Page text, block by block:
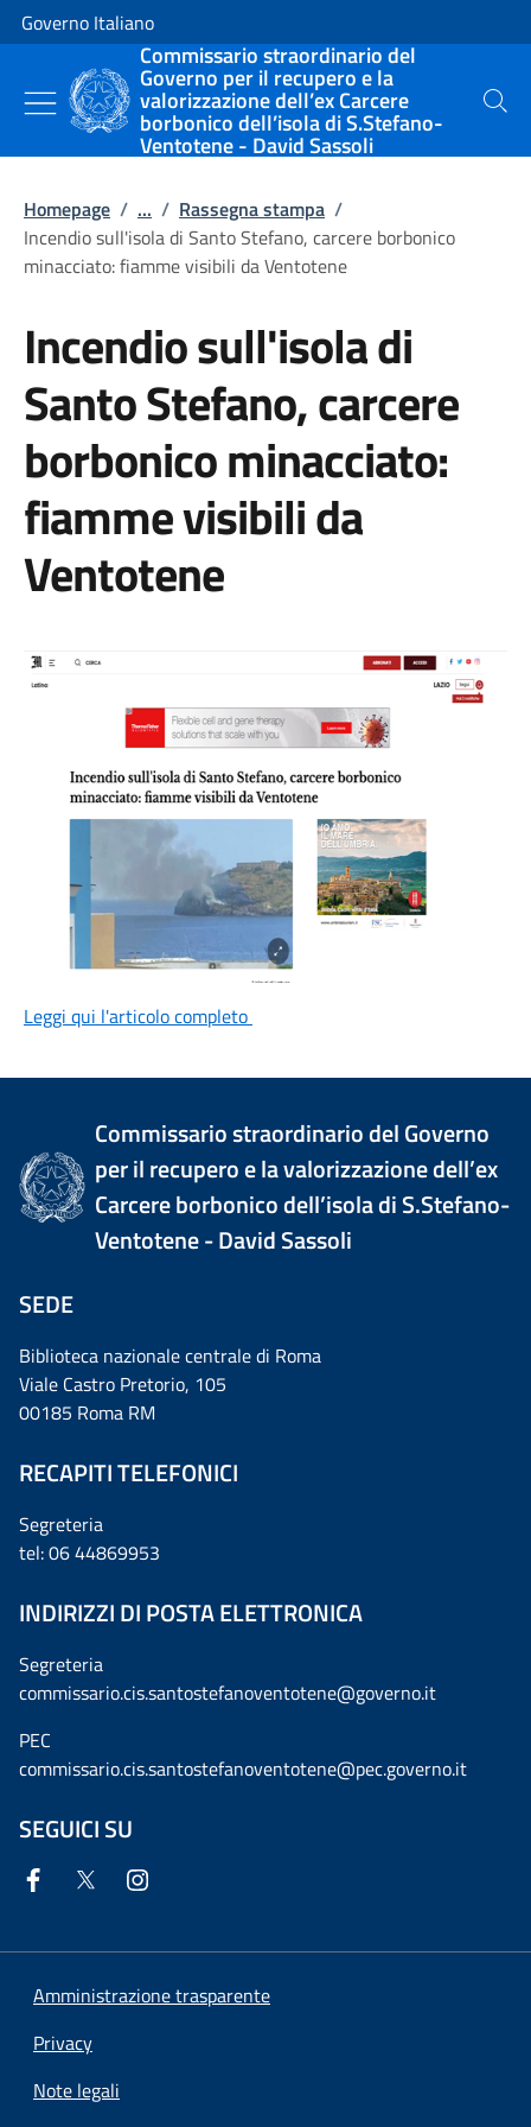
Vai al contenuto
Vai alla navigazione del sito
Governo Italiano
Commissario straordinario del
Governo per il recupero e la
valorizzazione dell’ex Carcere
borbonico dell’isola di S.Stefano-
Ventotene - David Sassoli
Cerca
Homepage / ... / Rassegna stampa /
Incendio sull'isola di Santo Stefano, carcere borbonico
minacciato: fiamme visibili da Ventotene
Incendio sull'isola di
Santo Stefano, carcere
borbonico minacciato:
fiamme visibili da
Ventotene
Leggi qui l'articolo completo
Commissario straordinario del Governo
per il recupero e la valorizzazione dell’ex
Carcere borbonico dell’isola di S.Stefano-
Ventotene - David Sassoli
SEDE
Biblioteca nazionale centrale di Roma
Viale Castro Pretorio, 105
00185 Roma RM
RECAPITI TELEFONICI
Segreteria
tel: 06 44869953
INDIRIZZI DI POSTA ELETTRONICA
Segreteria
commissario.cis.santostefanoventotene@governo.it
PEC
commissario.cis.santostefanoventotene@pec.governo.it
SEGUICI SU
Amministrazione trasparente
Privacy
Note legali